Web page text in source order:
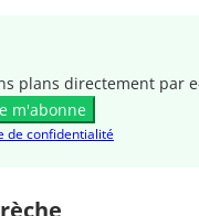
plans directement par
m'abonne
de confidentialité